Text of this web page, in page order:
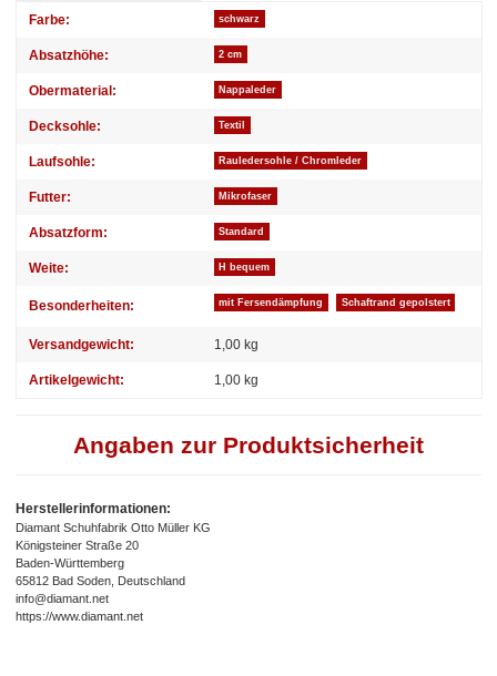
Produkteigenschaft
Wert
Farbe: schwarz
Absatzhöhe: 2 cm
Obermaterial: Nappaleder
Decksohle: Textil
Laufsohle: Rauledersohle / Chromleder
Futter: Mikrofaser
Absatzform: Standard
Weite: H bequem
Besonderheiten: mit Fersendämpfung Schaftrand gepolstert
Versandgewicht: 1,00 kg
Artikelgewicht: 1,00 kg
Angaben zur Produktsicherheit
Herstellerinformationen:
Diamant Schuhfabrik Otto Müller KG
Königsteiner Straße 20
Baden-Württemberg
65812 Bad Soden, Deutschland
info@diamant.net
https://www.diamant.net